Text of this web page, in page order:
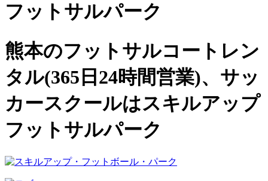
フットサルパーク
熊本のフットサルコートレン
タル(365日24時間営業)、サッ
カースクールはスキルアップ
フットサルパーク